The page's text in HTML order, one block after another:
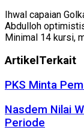
Ihwal capaian
Abdulloh
Minimal 14 kursi,
Artikel Terkait
PKS Minta
Nasdem Nilai
Periode